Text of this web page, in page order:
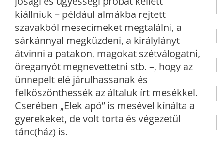
kiállniuk – például almákba rejtett
szavakból mesecímeket megtalálni, a
sárkánnyal megküzdeni, a királylányt
átvinni a patakon, magokat szétválogatni,
öreganyót megnevettetni stb. –, hogy az
ünnepelt elé járulhassanak és
felköszönthessék az általuk írt mesékkel.
Cserében „Elek apó” is mesével kínálta a
gyerekeket, de volt torta és végezetül
tánc(ház) is.